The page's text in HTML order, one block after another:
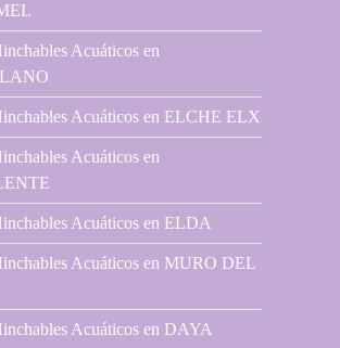
Acuáticos en
Acuáticos en ELCHE ELX
Acuáticos en
Acuáticos en ELDA
Acuáticos en MURO DEL
Acuáticos en DAYA